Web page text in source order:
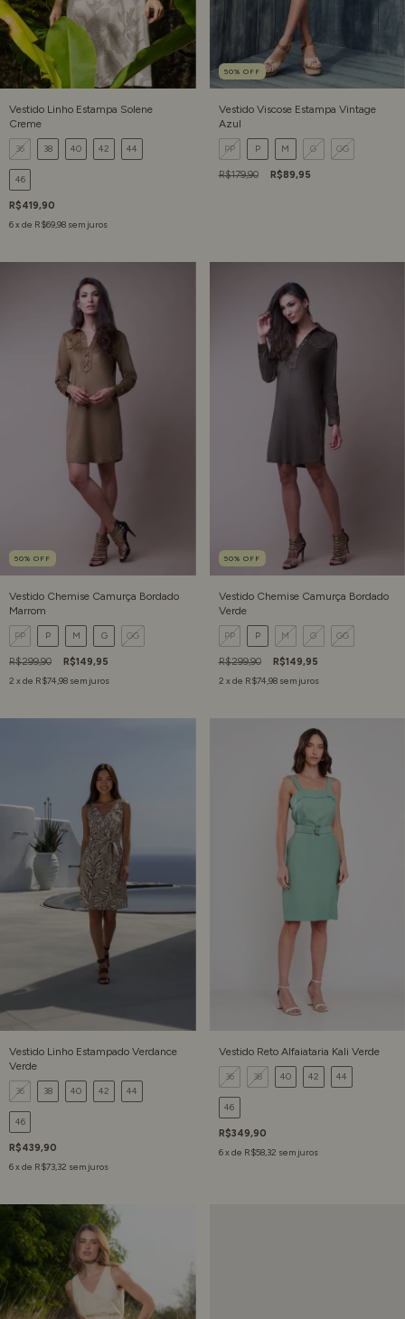
Vestido Linho Estampa Solene
Creme
36 38 40 42 44
46
R$419,90
6x de R$69,98 sem juros
50% OFF
Vestido Viscose Estampa Vintage
Azul
PP P M G GG
R$179,90 R$89,95
50% OFF
Vestido Chemise Camurça Bordado
Marrom
PP P M G GG
R$299,90
R$149,95
2 x de R$74,98 sem juros
50% OFF
Vestido Chemise Camurça Bordado
Verde
PP P M G GG
R$299,90
R$149,95
2 x de R$74,98 sem juros
Vestido Linho Estampado Verdance
Verde
36 38 40 42 44
46
R$439,90
6x de R$73,32 sem juros
Vestido Reto Alfaiataria Kali Verde
36 38 40 42 44
46
R$349,90
6x de R$58,32 sem juros